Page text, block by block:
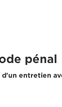
pénal
d'un entretien